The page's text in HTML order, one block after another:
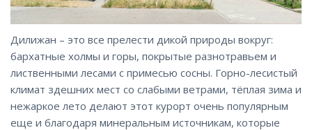
Дилижан – это все прелести дикой природы вокруг:
бархатные холмы и горы, покрытые разнотравьем и
лиственными лесами с примесью сосны. Горно-лесистый
климат здешних мест со слабыми ветрами, тёплая зима и
нежаркое лето делают этот курорт очень популярным
еще и благодаря минеральным источникам, которые